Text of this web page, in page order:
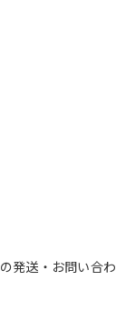
送・お問い合